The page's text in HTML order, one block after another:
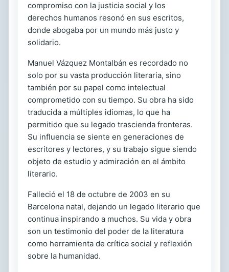
compromiso con la justicia social y los
derechos humanos resonó en sus escritos,
donde abogaba por un mundo más justo y
solidario.
Manuel Vázquez Montalbán es recordado no
solo por su vasta producción literaria, sino
también por su papel como intelectual
comprometido con su tiempo. Su obra ha sido
traducida a múltiples idiomas, lo que ha
permitido que su legado trascienda fronteras.
Su influencia se siente en generaciones de
escritores y lectores, y su trabajo sigue siendo
objeto de estudio y admiración en el ámbito
literario.
Falleció el 18 de octubre de 2003 en su
Barcelona natal, dejando un legado literario que
continua inspirando a muchos. Su vida y obra
son un testimonio del poder de la literatura
como herramienta de crítica social y reflexión
sobre la humanidad.